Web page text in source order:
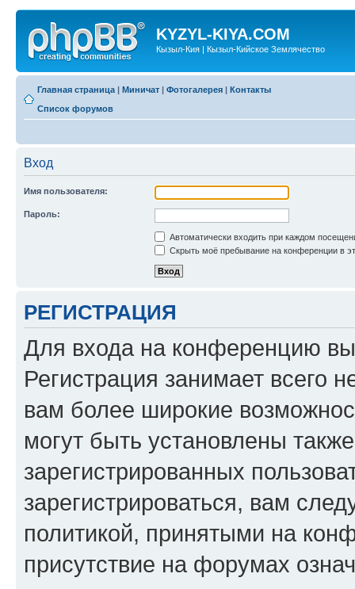
KYZYL-KIYA.COM
Кызыл-Кия | Кызыл-Кийское Землячество
Главная страница | Миничат | Фотогалерея | Контакты
Список форумов
Вход
Имя пользователя:
Пароль:
Автоматически входить при каждом
Скрыть моё пребывание на конференции в
РЕГИСТРАЦИЯ
Для входа на конференцию
Регистрация занимает всего
вам более широкие
могут быть установлены
зарегистрированных
зарегистрироваться, вам
политикой, принятыми на
присутствие на форумах